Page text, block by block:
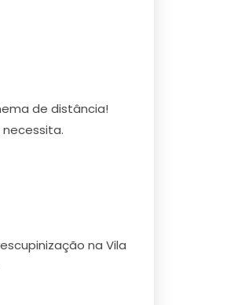
de distância!
na Vila